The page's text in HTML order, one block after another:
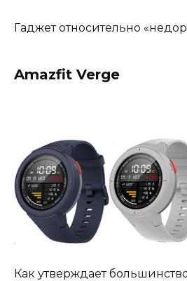
Гаджет относительно
Amazfit Verge
Как утверждает